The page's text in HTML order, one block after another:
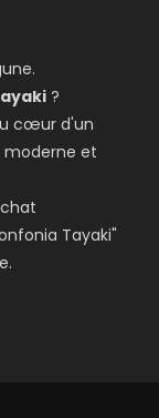
?
cœur d'un
et
Tayaki"